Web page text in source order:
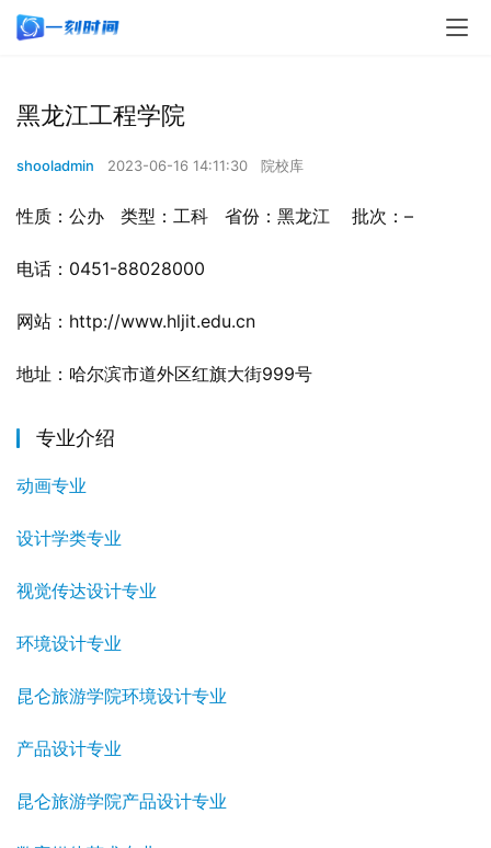
黑龙江工程学院
shooladmin 2023-06-16 14:11:30 院校库
性质：公办   类型：工科   省份：黑龙江    批次：–
电话：0451-88028000
网站：http://www.hljit.edu.cn
地址：哈尔滨市道外区红旗大街999号
专业介绍
动画专业
设计学类专业
视觉传达设计专业
环境设计专业
昆仑旅游学院环境设计专业
产品设计专业
昆仑旅游学院产品设计专业